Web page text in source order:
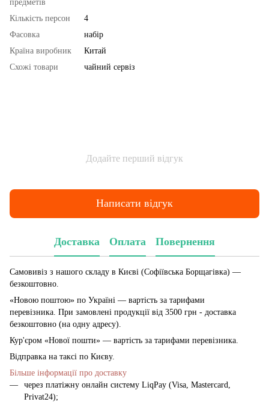
предметів
Кількість персон
4
Фасовка
набір
Країна виробник
Китай
Схожі товари
чайний сервіз
Додайте перший відгук
Написати відгук
Доставка Оплата Повернення
Самовивіз з нашого складу в Києві (Софіївська Борщагівка) —
безкоштовно.
«Новою поштою» по Україні — вартість за тарифами
перевізника. При замовлені продукції від 3500 грн - доставка
безкоштовно (на одну адресу).
Кур'єром «Нової пошти» — вартість за тарифами перевізника.
Відправка на таксі по Києву.
Більше інформації про доставку
через платіжну онлайн систему LiqPay (Visa, Mastercard,
Privat24);